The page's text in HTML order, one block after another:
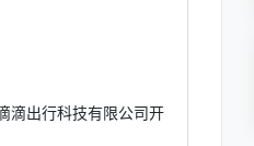
滴出行科技有限公司开